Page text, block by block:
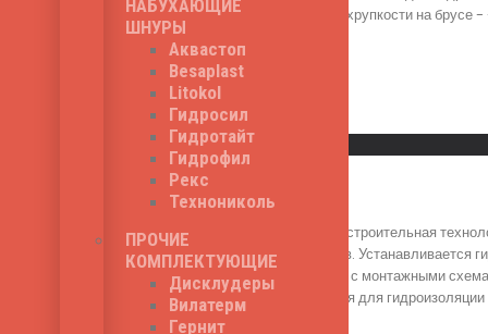
НАБУХАЮЩИЕ
ШНУРЫ
Аквастоп
Besaplast
Litokol
Гидросил
Гидротайт
Гидрофил
Рекс
Технониколь
ПРОЧИЕ
КОМПЛЕКТУЮЩИЕ
Дисклудеры
Вилатерм
Гернит
200 мм, температура хрупкости на брусе
420₽
Read More
Быстрый просмотр
Полифлекс АР 200
Полифлекс АР 200 - строительная
технологических швов.
строгом соответствии с монтажными
Серия АР применяется для
брусе - -40 С.